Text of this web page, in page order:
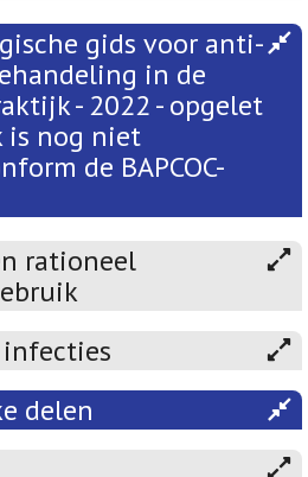
gids voor anti-
in de
- 2022 - opgelet
nog niet
de BAPCOC-
rationeel
infecties
delen